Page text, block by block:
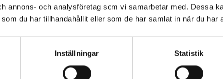
annons- och analysföretag som vi samarbetar med. Dessa
du har tillhandahållit eller som de har samlat in när du har
Inställningar Statistik
BRM-10 F - Rullad brons, fickor, fläns
BRM-10 W - Brons, fickor, tryckbricka
BRM-10 S - Brons, fickor, glidplatta
Oljebrons P - Sintrade, rak
Oljebrons F - Sintrade, fläns